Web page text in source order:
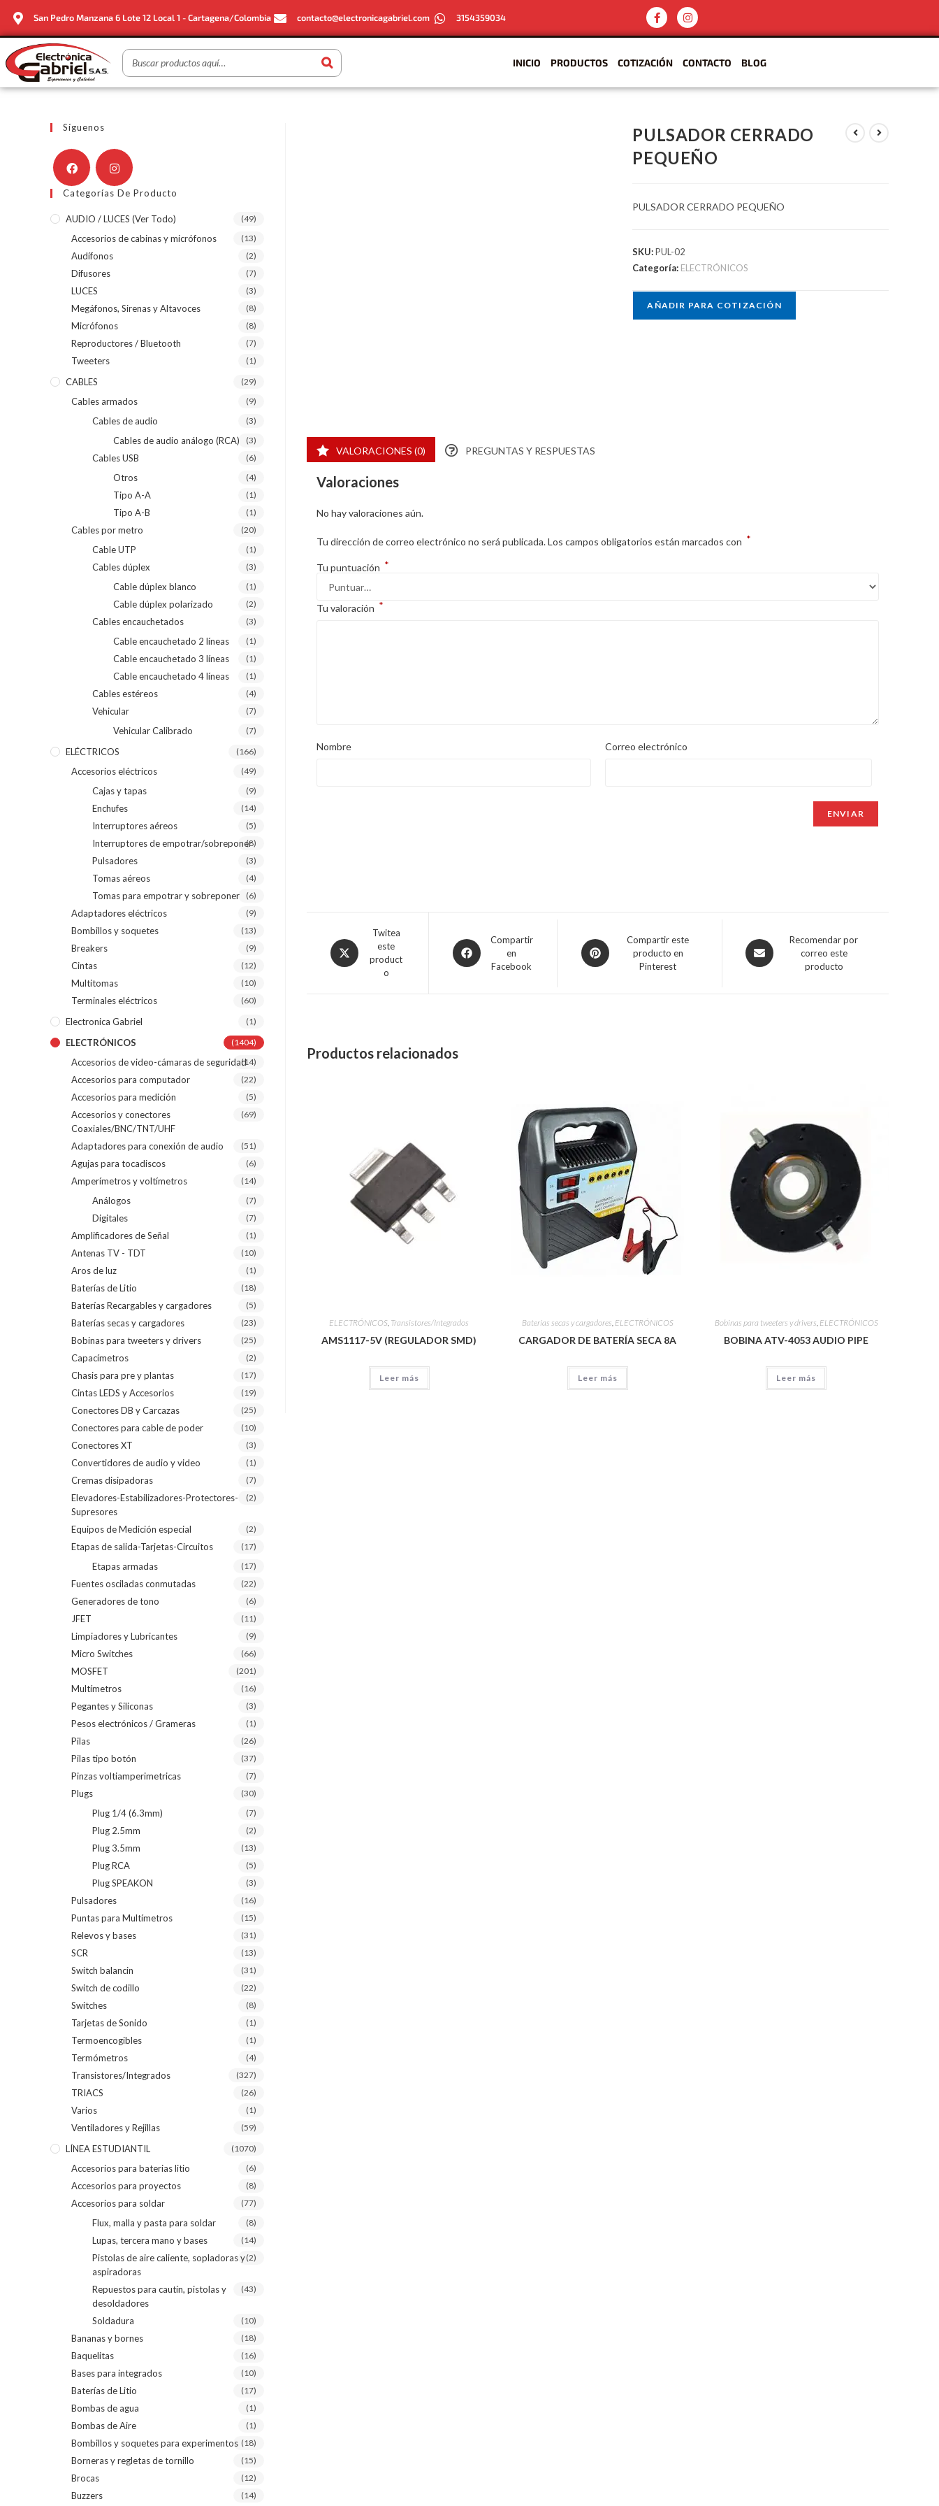
San Pedro Manzana 6 Lote 12 Local 1 - Cartagena/Colombia contacto@electronicagabriel.com 3154359034
INICIO PRODUCTOS COTIZACIÓN CONTACTO BLOG
PULSADOR CERRADO
PEQUEÑO
PULSADOR CERRADO PEQUEÑO
SKU:PUL-02
Categoría: ELECTRÓNICOS
AÑADIR PARA COTIZACIÓN
VALORACIONES (0) PREGUNTAS Y RESPUESTAS
Valoraciones
No hay valoraciones aún.
Tu dirección de correo electrónico no será publicada.Los campos obligatorios están marcados con *
Tu puntuación *
Tu valoración *
Nombre Correo electrónico
Twitea
este
product
o
Compartir
en
Facebook
Compartir este
producto en
Pinterest
Recomendar por
correo este
producto
Productos relacionados
ELECTRÓNICOS, Transistores/Integrados
AMS1117-5V (REGULADOR SMD)
Leer más
Baterías secas y cargadores, ELECTRÓNICOS
CARGADOR DE BATERÍA SECA 8A
Leer más
Bobinas para tweeters y drivers, ELECTRÓNICOS
BOBINA ATV-4053 AUDIO PIPE
Leer más
Síguenos
Categorías De Producto
AUDIO / LUCES (ver Todo) (49)
Accesorios de cabinas y micrófonos (13)
Audífonos (2)
Difusores (7)
LUCES (3)
Megáfonos, Sirenas y Altavoces (8)
Micrófonos (8)
Reproductores / Bluetooth (7)
Tweeters (1)
CABLES (29)
Cables armados (9)
Cables de audio (3)
Cables de audio análogo (RCA) (3)
Cables USB (6)
Otros (4)
Tipo A-A (1)
Tipo A-B (1)
Cables por metro (20)
Cable UTP (1)
Cables dúplex (3)
Cable dúplex blanco (1)
Cable dúplex polarizado (2)
Cables encauchetados (3)
Cable encauchetado 2 líneas (1)
Cable encauchetado 3 líneas (1)
Cable encauchetado 4 líneas (1)
Cables estéreos (4)
Vehicular (7)
Vehicular Calibrado (7)
ELÉCTRICOS (166)
Accesorios eléctricos (49)
Cajas y tapas (9)
Enchufes (14)
Interruptores aéreos (5)
Interruptores de empotrar/sobreponer(8)
Pulsadores (3)
Tomas aéreos (4)
Tomas para empotrar y sobreponer (6)
Adaptadores eléctricos (9)
Bombillos y soquetes (13)
Breakers (9)
Cintas (12)
Multitomas (10)
Terminales eléctricos (60)
Electronica Gabriel (1)
ELECTRÓNICOS (1404)
Accesorios de video-cámaras de seguridad(14)
Accesorios para computador (22)
Accesorios para medición (5)
Accesorios y conectores
Coaxiales/BNC/TNT/UHF
(69)
Adaptadores para conexión de audio (51)
Agujas para tocadiscos (6)
Amperímetros y voltímetros (14)
Análogos (7)
Digitales (7)
Amplificadores de Señal (1)
Antenas TV - TDT (10)
Aros de luz (1)
Baterías de Litio (18)
Baterías Recargables y cargadores (5)
Baterías secas y cargadores (23)
Bobinas para tweeters y drivers (25)
Capacímetros (2)
Chasis para pre y plantas (17)
Cintas LEDS y Accesorios (19)
Conectores DB y Carcazas (25)
Conectores para cable de poder (10)
Conectores XT (3)
Convertidores de audio y video (1)
Cremas disipadoras (7)
Elevadores-Estabilizadores-Protectores-
Supresores
(2)
Equipos de Medición especial (2)
Etapas de salida-Tarjetas-Circuitos (17)
Etapas armadas (17)
Fuentes osciladas conmutadas (22)
Generadores de tono (6)
JFET (11)
Limpiadores y Lubricantes (9)
Micro Switches (66)
MOSFET (201)
Multímetros (16)
Pegantes y Siliconas (3)
Pesos electrónicos / Grameras (1)
Pilas (26)
Pilas tipo botón (37)
Pinzas voltiamperimetricas (7)
Plugs (30)
Plug 1/4 (6.3mm) (7)
Plug 2.5mm (2)
Plug 3.5mm (13)
Plug RCA (5)
Plug SPEAKON (3)
Pulsadores (16)
Puntas para Multímetros (15)
Relevos y bases (31)
SCR (13)
Switch balancin (31)
Switch de codillo (22)
Switches (8)
Tarjetas de Sonido (1)
Termoencogibles (1)
Termómetros (4)
Transistores/Integrados (327)
TRIACS (26)
Varios (1)
Ventiladores y Rejillas (59)
LÍNEA ESTUDIANTIL (1070)
Accesorios para baterias litio (6)
Accesorios para proyectos (8)
Accesorios para soldar (77)
Flux, malla y pasta para soldar (8)
Lupas, tercera mano y bases (14)
Pistolas de aire caliente, sopladoras y
aspiradoras
(2)
Repuestos para cautín, pistolas y
desoldadores
(43)
Soldadura (10)
Bananas y bornes (18)
Baquelitas (16)
Bases para integrados (10)
Baterías de Litio (17)
Bombas de agua (1)
Bombas de Aire (1)
Bombillos y soquetes para experimentos (18)
Borneras y regletas de tornillo (15)
Brocas (12)
Buzzers (14)